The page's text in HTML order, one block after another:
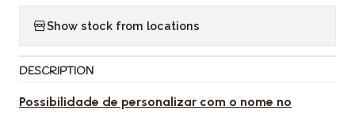
Show stock from locations
DESCRIPTION
Possibilidade de personalizar com o nome no